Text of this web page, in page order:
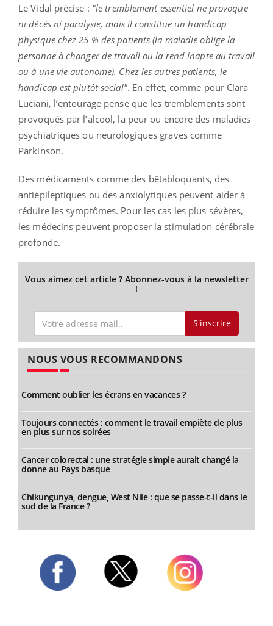
Le Vidal précise : "le tremblement essentiel ne provoque
ni décès ni paralysie, mais il constitue un handicap
physique chez 25 % des patients (la maladie oblige la
personne à changer de travail ou la rend inapte au travail
ou à une vie autonome). Chez les autres patients, le
handicap est plutôt social". En effet, comme pour Clara
Luciani, l’entourage pense que les tremblements sont
provoqués par l’alcool, la peur ou encore des maladies
psychiatriques ou neurologiques graves comme
Parkinson.
Des médicaments comme des bêtabloquants, des
antiépileptiques ou des anxiolytiques peuvent aider à
réduire les symptômes. Pour les cas les plus sévères,
les médecins peuvent proposer la stimulation cérébrale
profonde.
Vous aimez cet article ? Abonnez-vous à la newsletter
!
S'inscrire
NOUS VOUS RECOMMANDONS
Comment oublier les écrans en vacances ?
Toujours connectés : comment le travail empiète de plus
en plus sur nos soirées
Cancer colorectal : une stratégie simple aurait changé la
donne au Pays basque
Chikungunya, dengue, West Nile : que se passe-t-il dans le
sud de la France ?